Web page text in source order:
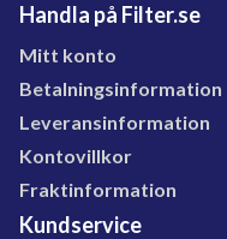
Handla på Filter.se
Mitt konto
Betalningsinformation
Leveransinformation
Kontovillkor
Fraktinformation
Kundservice